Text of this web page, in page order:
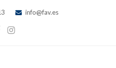
info@fav.es
Instagram